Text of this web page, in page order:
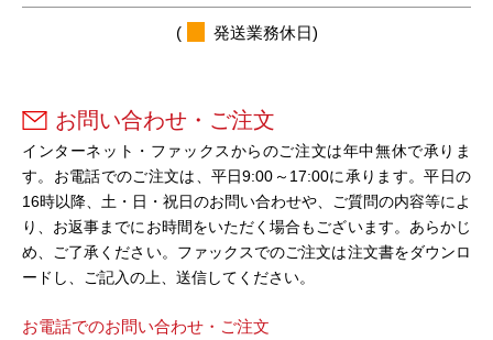
( 発送業務休日)
お問い合わせ・ご注文
インターネット・ファックスからのご注文は年中無休で承りま
す。お電話でのご注文は、平日9:00～17:00に承ります。平日の
16時以降、土・日・祝日のお問い合わせや、ご質問の内容等によ
り、お返事までにお時間をいただく場合もございます。あらかじ
め、ご了承ください。ファックスでのご注文は注文書をダウンロ
ードし、ご記入の上、送信してください。
お電話でのお問い合わせ・ご注文